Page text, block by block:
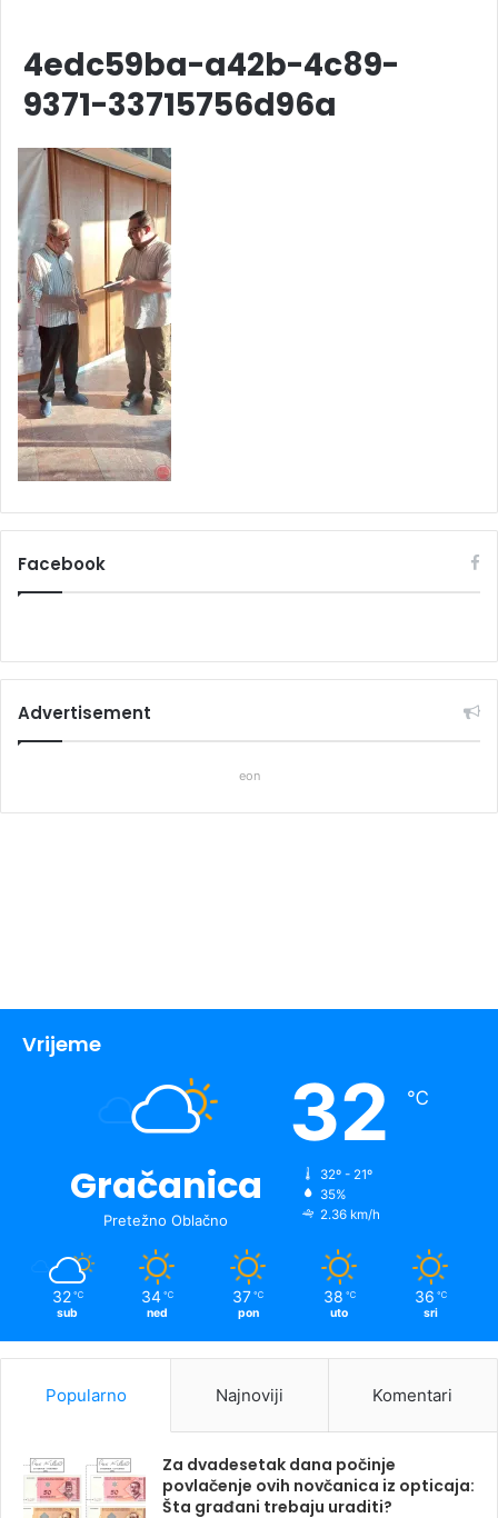
4edc59ba-a42b-4c89-
9371-33715756d96a
Facebook
Advertisement
eon
Vrijeme
Gračanica
Pretežno Oblačno
32 ℃
32º - 21º
35%
2.36 km/h
32 ℃
sub
34 ℃
ned
37 ℃
pon
38 ℃
uto
36 ℃
sri
Popularno Najnoviji Komentari
Za dvadesetak dana počinje
povlačenje ovih novčanica iz opticaja:
Šta građani trebaju uraditi?